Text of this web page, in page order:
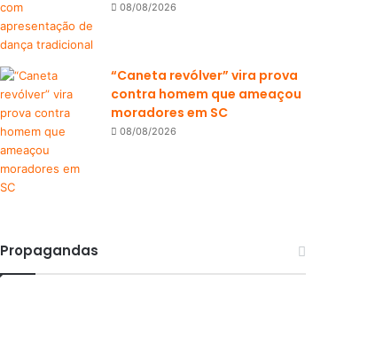
08/08/2026
“Caneta revólver” vira prova
contra homem que ameaçou
moradores em SC
08/08/2026
Propagandas